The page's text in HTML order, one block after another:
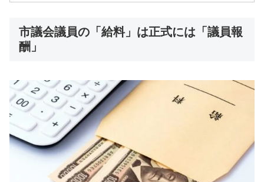
市議会議員の「給料」は正式には「議員報
酬」